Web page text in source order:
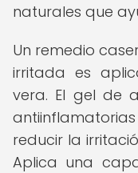
naturales que
Un remedio
irritada es
vera. El gel de
reducir la
Aplica una